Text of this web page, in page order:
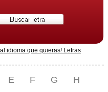
idioma que quieras! Letras
E F G
H